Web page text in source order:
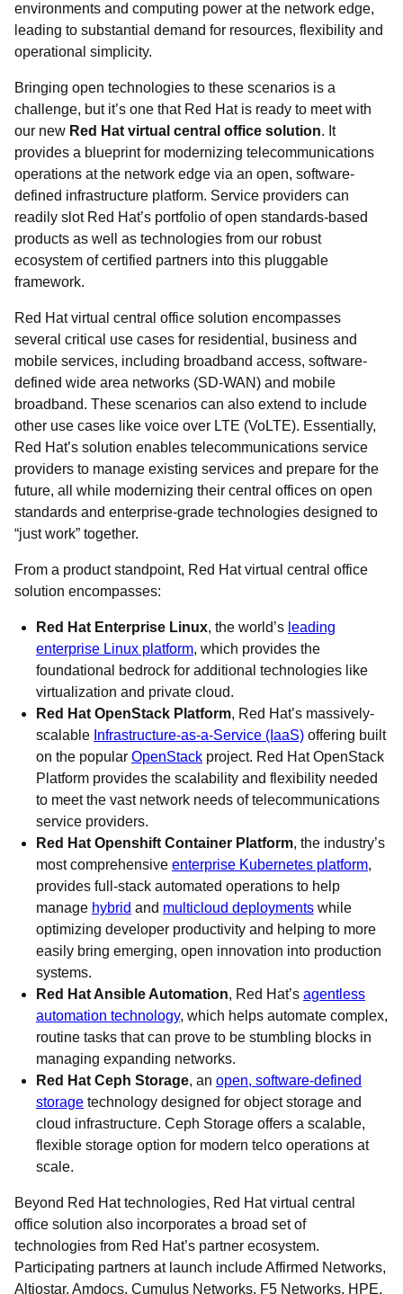
environments and computing power at the network edge,
leading to substantial demand for resources, flexibility and
operational simplicity.
Bringing open technologies to these scenarios is a
challenge, but it’s one that Red Hat is ready to meet with
our new Red Hat virtual central office solution. It
provides a blueprint for modernizing telecommunications
operations at the network edge via an open, software-
defined infrastructure platform. Service providers can
readily slot Red Hat’s portfolio of open standards-based
products as well as technologies from our robust
ecosystem of certified partners into this pluggable
framework.
Red Hat virtual central office solution encompasses
several critical use cases for residential, business and
mobile services, including broadband access, software-
defined wide area networks (SD-WAN) and mobile
broadband. These scenarios can also extend to include
other use cases like voice over LTE (VoLTE). Essentially,
Red Hat’s solution enables telecommunications service
providers to manage existing services and prepare for the
future, all while modernizing their central offices on open
standards and enterprise-grade technologies designed to
“just work” together.
From a product standpoint, Red Hat virtual central office
solution encompasses:
Red Hat Enterprise Linux, the world’s leading
enterprise Linux platform, which provides the
foundational bedrock for additional technologies like
virtualization and private cloud.
Red Hat OpenStack Platform, Red Hat’s massively-
scalable Infrastructure-as-a-Service (IaaS) offering built
on the popular OpenStack project. Red Hat OpenStack
Platform provides the scalability and flexibility needed
to meet the vast network needs of telecommunications
service providers.
Red Hat Openshift Container Platform, the industry’s
most comprehensive enterprise Kubernetes platform,
provides full-stack automated operations to help
manage hybrid and multicloud deployments while
optimizing developer productivity and helping to more
easily bring emerging, open innovation into production
systems.
Red Hat Ansible Automation, Red Hat’s agentless
automation technology, which helps automate complex,
routine tasks that can prove to be stumbling blocks in
managing expanding networks.
Red Hat Ceph Storage, an open, software-defined
storage technology designed for object storage and
cloud infrastructure. Ceph Storage offers a scalable,
flexible storage option for modern telco operations at
scale.
Beyond Red Hat technologies, Red Hat virtual central
office solution also incorporates a broad set of
technologies from Red Hat’s partner ecosystem.
Participating partners at launch include Affirmed Networks,
Altiostar, Amdocs, Cumulus Networks, F5 Networks, HPE,